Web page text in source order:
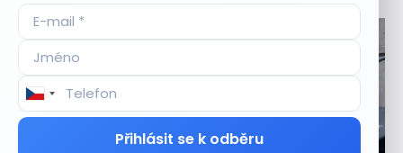
Přihlásit se k odběru